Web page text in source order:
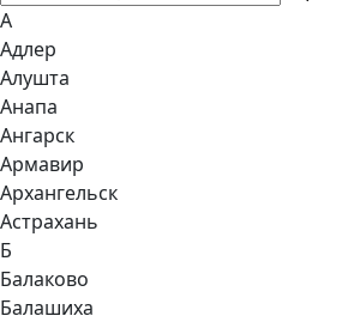
А
Адлер
Алушта
Анапа
Ангарск
Армавир
Архангельск
Астрахань
Б
Балаково
Балашиха